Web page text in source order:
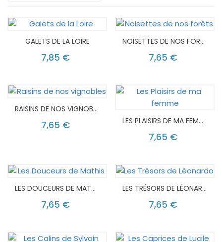
GALETS DE LA LOIRE
7,85 €
NOISETTES DE NOS FORÊTS
7,65 €
RAISINS DE NOS VIGNOBLES
7,65 € LES PLAISIRS DE MA FEMME
7,65 €
LES DOUCEURS DE MATHIS
7,65 €
LES TRÉSORS DE LÉONARDO
7,65 €